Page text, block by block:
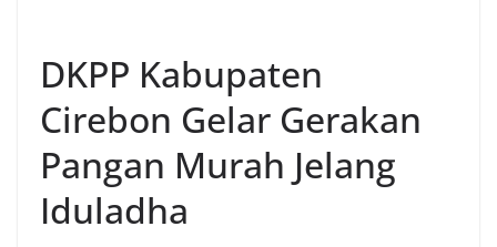
DKPP Kabupaten
Cirebon Gelar Gerakan
Pangan Murah Jelang
Iduladha